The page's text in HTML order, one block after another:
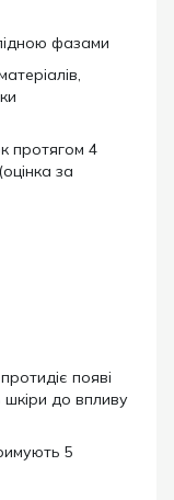
фазами
протягом 4
за
появі
шкіри до впливу
5